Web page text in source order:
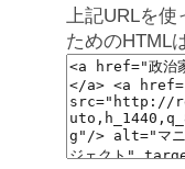
上記URLを使
ためのHTML